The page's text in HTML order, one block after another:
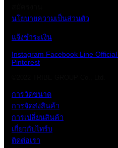
นโยบายความเป็นส่วนตัว
แจ้งชำระเงิน
Instagram Facebook Line Official
Pinterest
การวัดขนาด
การจัดส่งสินค้า
การเปลี่ยนสินค้า
เกี่ยวกับไทร์บ
ติดต่อเรา